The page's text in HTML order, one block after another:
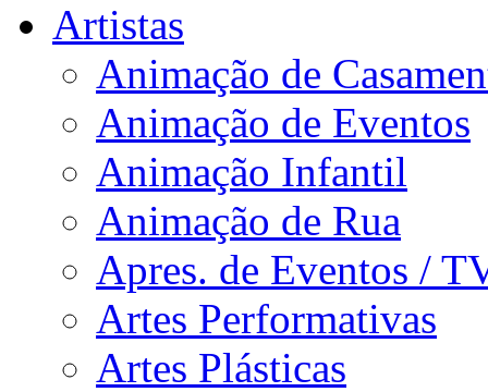
Artistas
Animação de
Animação de Eventos
Animação Infantil
Animação de Rua
Apres. de Eventos /
Artes Performativas
Artes Plásticas